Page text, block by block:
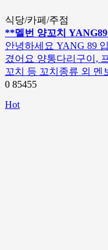
식당/카페/주점
**멜번 양꼬치
안녕하세요 YANG 89
겼어요 양통다리구이,
꼬치 등 꼬치종류 외
0 85455
Hot